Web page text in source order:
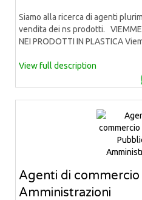
Siamo alla ricerca di agenti
vendita dei ns prodotti. VIEMME
NEI PRODOTTI IN PLASTICA
View full description
Agenti di
Amministrazioni